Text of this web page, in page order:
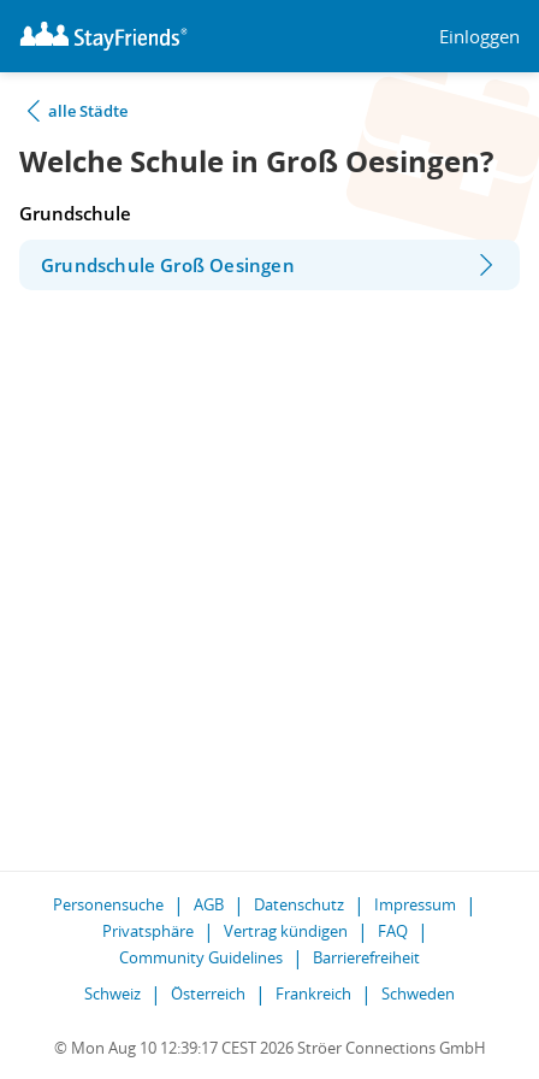
Einloggen
alle Städte
Welche Schule in Groß Oesingen?
Grundschule
Grundschule Groß Oesingen
Personensuche AGB Datenschutz
Impressum
Privatsphäre
Vertrag kündigen
FAQ
Community Guidelines
Barrierefreiheit
Schweiz
Österreich Frankreich Schweden
© Mon Aug 10 12:39:17 CEST 2026 Ströer Connections GmbH